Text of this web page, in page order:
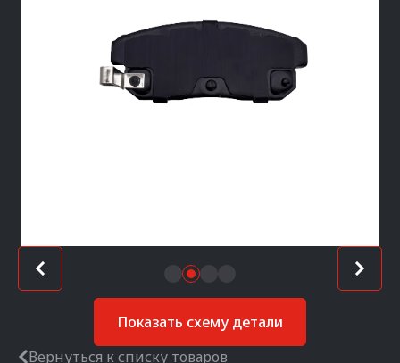
Показать схему детали
Вернуться к списку товаров